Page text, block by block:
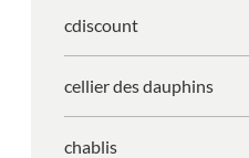
cdiscount
cellier des dauphins
chablis